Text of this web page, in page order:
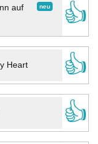
neu
auf
👍
Heart
👍
👍